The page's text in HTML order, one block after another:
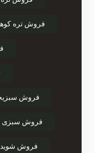
فروش تره
فروش
فروش
فروش